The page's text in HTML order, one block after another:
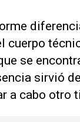
cuerpo
se
sirvió
a cabo otro